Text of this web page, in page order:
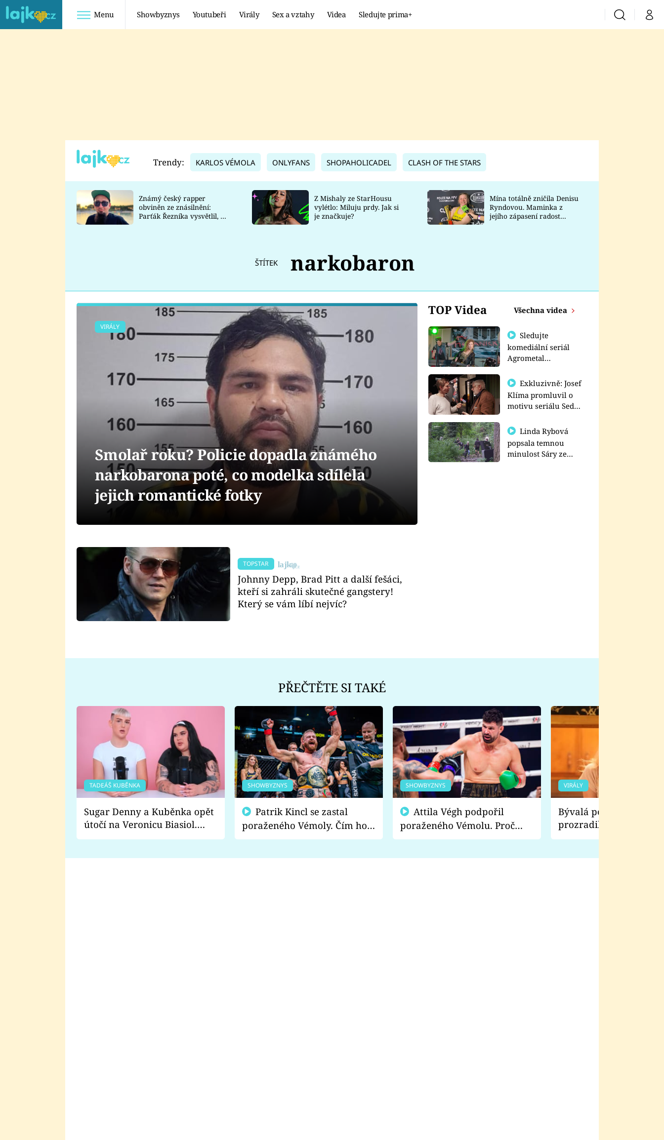
Menu Showbyznys Youtubeři Virály Sex a vztahy Videa Sledujte prima+ VyhledáváníMůj
TADEÁŠ KUBĚNKA
DATEL
Prima Lajk
Sledujte nás
Trendy: KARLOS VÉMOLA ONLYFANS SHOPAHOLICADEL CLASH OF THE STARS
Známý český rapper
obviněn ze znásilnění:
Parťák Řezníka vysvětlil, co
Z Mishaly ze StarHousu
vylétlo: Miluju prdy. Jak si
je značkuje?
Mína totálně zničila Denisu
Ryndovou. Maminka z
jejího zápasení radost
ŠTÍTEK narkobaron
TOP Videa Všechna videa
Sledujte
komediální seriál
Agrometal
prima+
Exkluzivně: Josef
Klíma promluvil o
motivu seriálu Sedm
Linda Rybová
popsala temnou
minulost Sáry ze
VIRÁLY
Smolař roku? Policie dopadla známého
narkobarona poté, co modelka sdílela
jejich romantické fotky
TOPSTAR
Johnny Depp, Brad Pitt a další fešáci,
kteří si zahráli skutečné gangstery!
Který se vám líbí nejvíc?
PŘEČTĚTE SI TAKÉ
TADEÁŠ KUBĚNKA
Sugar Denny a Kuběnka opět
útočí na Veronicu Biasiol.
Proč je podle nich falešná a
SHOWBYZNYS
poraženého Vémoly. Čím ho
fanoušci naštvali?
SHOWBYZNYS
poraženého Vémolu. Proč
chce raději zápasit s ním než
VIRÁLY
Bývalá pornoherečka
prozradila, co ji
natáčení Euforie.